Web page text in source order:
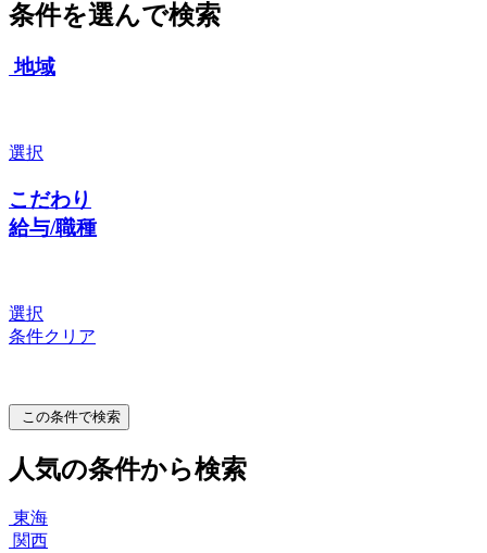
条件を選んで検索
地域
選択
こだわり
給与/職種
選択
条件クリア
この条件で検索
人気の条件から検索
東海
関西